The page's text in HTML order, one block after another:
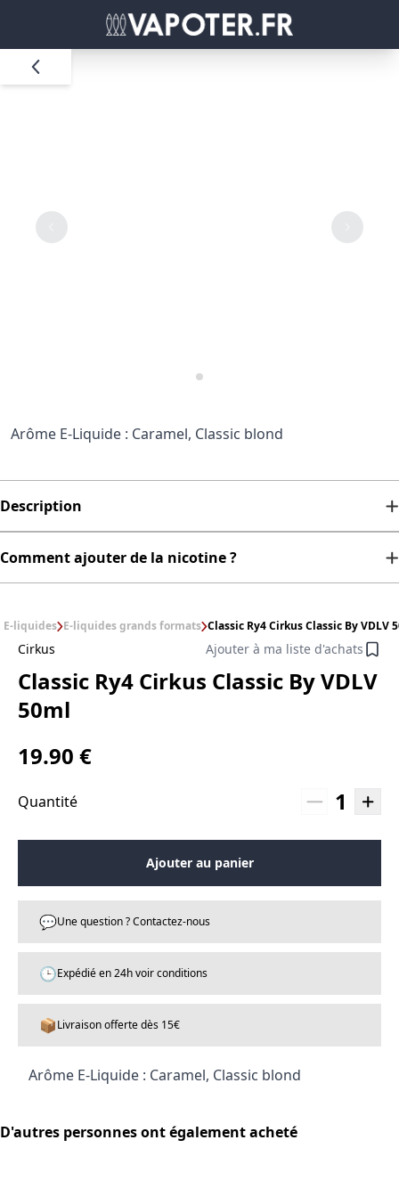
Arôme E-Liquide : Caramel, Classic blond
Description
Comment ajouter de la nicotine ?
E-liquides E-liquides grands formats Classic Ry4 Cirkus Classic By VDLV
Cirkus Ajouter à ma liste d'achats
Classic Ry4 Cirkus Classic By VDLV
50ml
19.90 €
Quantité 1
Ajouter au panier
💬Une question ? Contactez-nous
🕒Expédié en 24h voir conditions
📦Livraison offerte dès 15€
Arôme E-Liquide : Caramel, Classic blond
D'autres personnes ont également acheté